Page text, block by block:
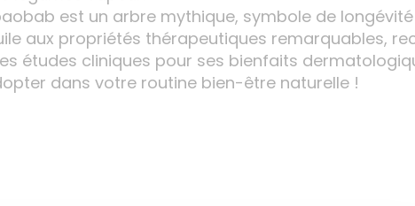
est un arbre mythique, symbole de
aux propriétés thérapeutiques remarquables,
études cliniques pour ses bienfaits
dans votre routine bien-être naturelle !